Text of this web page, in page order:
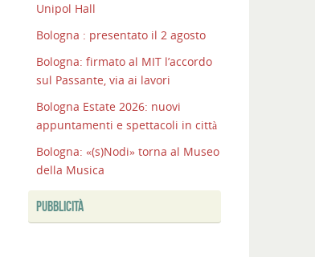
Unipol Hall
Bologna : presentato il 2 agosto
Bologna: firmato al MIT l’accordo
sul Passante, via ai lavori
Bologna Estate 2026: nuovi
appuntamenti e spettacoli in città
Bologna: «(s)Nodi» torna al Museo
della Musica
PUBBLICITÀ